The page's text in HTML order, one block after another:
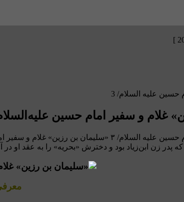
علیه السلام/ 3
غلام و سفیر امام حسین
معرفی یاران شیدای امام حسین علیه
كه پدر زن ابن‌زياد بود و دخترش «بحريه» را به عقد او در